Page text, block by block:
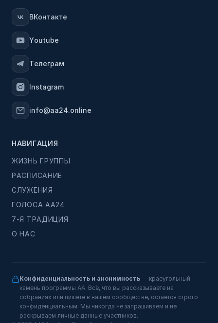
ВКонтакте
Youtube
Телеграм
Instagram
info@aa24.online
НАВИГАЦИЯ
ЖИЗНЬ ГРУППЫ
РАСПИСАНИЕ
СЛУЖЕНИЯ
ГОЛОСА АА24
7-Я ТРАДИЦИЯ
О НАС
Конфиденциальность и анонимность — краеугольный
камень программы АА. Всё, что вы рассказываете на
собраниях или пишете в нашем сообществе, остаётся строго
конфиденциальным. Мы никогда не запрашиваем и не
раскрываем личные данные участников.